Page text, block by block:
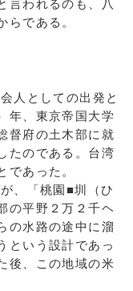
言われるのも、八
らである。
人としての出発と
年、東京帝国大学
督府の土木部に就
たのである。台湾
であった。
、「桃園■圳（ひ
の平野２万２千ヘ
の水路の途中に溜
という設計であっ
後、この地域の米